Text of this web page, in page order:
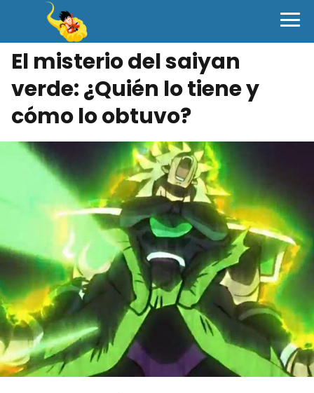
El misterio del saiyan
verde: ¿Quién lo tiene y
cómo lo obtuvo?